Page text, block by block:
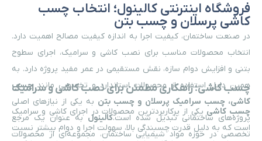
فروشگاه اینترنتی کالینول؛ انتخاب چسب
کاشی پرسلان و چسب بتن
در صنعت ساختمان، کیفیت اجرا به اندازه کیفیت مصالح اهمیت دارد.
انتخاب محصولات مناسب برای نصب کاشی و سرامیک، اجرای سطوح
بتنی و افزایش دوام سازه، نقش مستقیمی در عمر مفید پروژه دارد. به
همین دلیل استفاده از محصولات استاندارد و تخصصی مانندچسب
کاشی، چسب سرامیک پرسلان و چسب بتن به یکی از نیازهای اصلی
پروژه‌های ساختمانی تبدیل شده است.کالینول به عنوان یک مرجع
تخصصی در حوزه مواد شیمیایی ساختمان، مجموعه‌ای از محصولات
چسب کاشی؛ راهکاری مطمئن برای نصب کاشی و سرامیک
چسب کاشی یکی از پرکاربردترین محصولات در اجرای کاشی و سرامیک
است که به دلیل قدرت چسبندگی بالا، سهولت اجرا و دوام بیشتر نسبت